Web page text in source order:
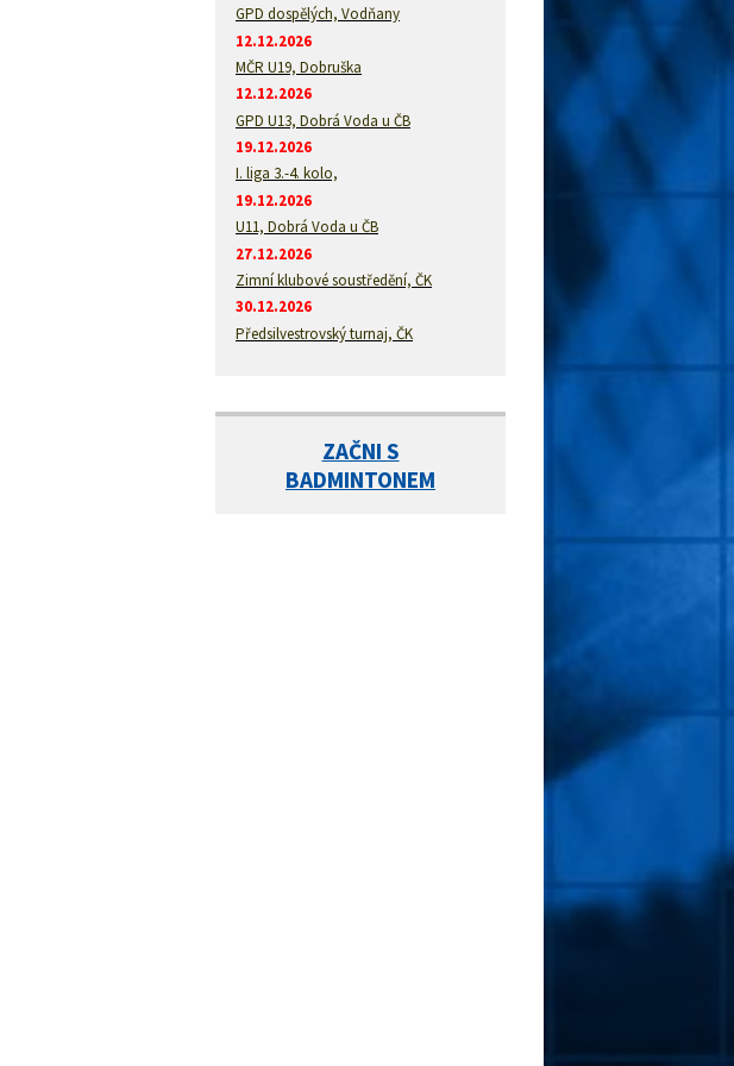
GPD dospělých, Vodňany
12.12.2026
MČR U19, Dobruška
12.12.2026
GPD U13, Dobrá Voda u ČB
19.12.2026
I. liga 3.-4. kolo,
19.12.2026
U11, Dobrá Voda u ČB
27.12.2026
Zimní klubové soustředění, ČK
30.12.2026
Předsilvestrovský turnaj, ČK
ZAČNI S
BADMINTONEM